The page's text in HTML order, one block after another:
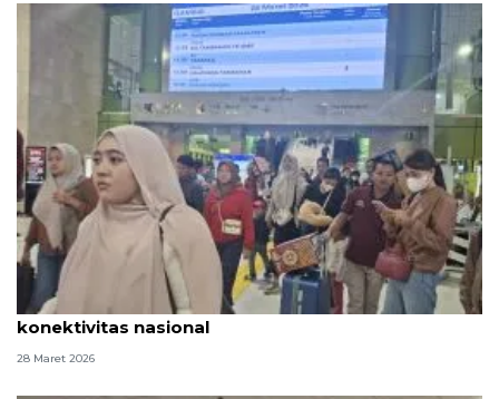
KAI soroti peran strategis kereta api dukung
konektivitas nasional
28 Maret 2026